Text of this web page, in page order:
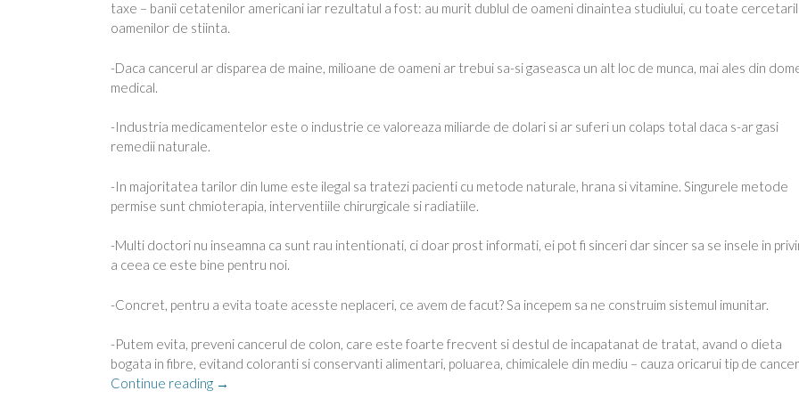
taxe – banii cetatenilor americani iar rezultatul a fost: au murit dublul de oameni dinaintea studiului, cu toate
oamenilor de stiinta.
-Daca cancerul ar disparea de maine, milioane de oameni ar trebui sa-si gaseasca un alt loc de munca, mai ales din
medical.
-Industria medicamentelor este o industrie ce valoreaza miliarde de dolari si ar suferi un colaps total daca s-ar gasi
remedii naturale.
-In majoritatea tarilor din lume este ilegal sa tratezi pacienti cu metode naturale, hrana si vitamine. Singurele metode
permise sunt chmioterapia, interventiile chirurgicale si radiatiile.
-Multi doctori nu inseamna ca sunt rau intentionati, ci doar prost informati, ei pot fi sinceri dar sincer sa se insele in
a ceea ce este bine pentru noi.
-Concret, pentru a evita toate acesste neplaceri, ce avem de facut? Sa incepem sa ne construim sistemul imunitar.
-Putem evita, preveni cancerul de colon, care este foarte frecvent si destul de incapatanat de tratat, avand o dieta
bogata in fibre, evitand coloranti si conservanti alimentari, poluarea, chimicalele din mediu – cauza oricarui tip de
Continue reading “Mancarea
→